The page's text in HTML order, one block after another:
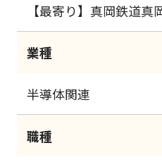
【最寄り】真岡鉄道
業種
半導体関連
職種